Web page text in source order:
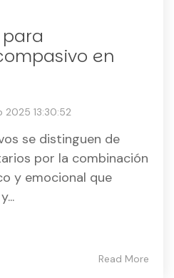
en
2025 13:30:52
se distinguen de
por la combinación
y emocional que
Read More